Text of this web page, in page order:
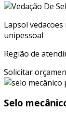
Lapsol
unipessoal
Região de
Solicitar
Selo